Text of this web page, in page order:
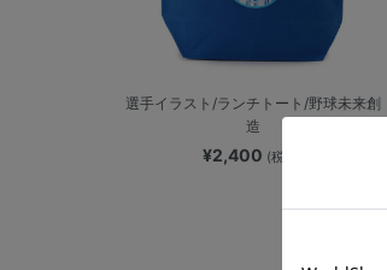
選手イラスト/ランチトート/野球未来創
造
¥2,400 (税込)